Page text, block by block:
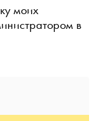
моих
в